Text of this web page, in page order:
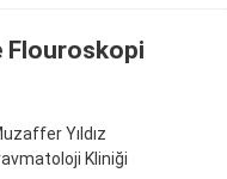
Flouroskopi
Yıldız
Kliniği